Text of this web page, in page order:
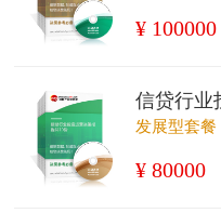
¥ 100000
信贷行业
发展型套餐
¥ 80000